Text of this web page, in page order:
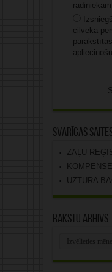
radiniekam.
cilvēka
Svarīgas
ZĀĻU
UZTURA
Rakstu arhīvs